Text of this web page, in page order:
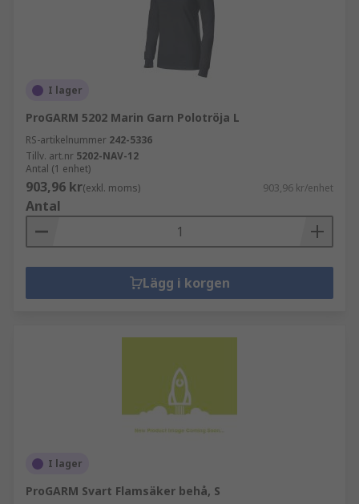
I lager
ProGARM 5202 Marin Garn Polotröja L
RS-artikelnummer 242-5336
Tillv. art.nr 5202-NAV-12
Antal (1 enhet)
903,96 kr(exkl. moms) 903,96 kr/enhet
Antal
Lägg i korgen
I lager
ProGARM Svart Flamsäker behå, S